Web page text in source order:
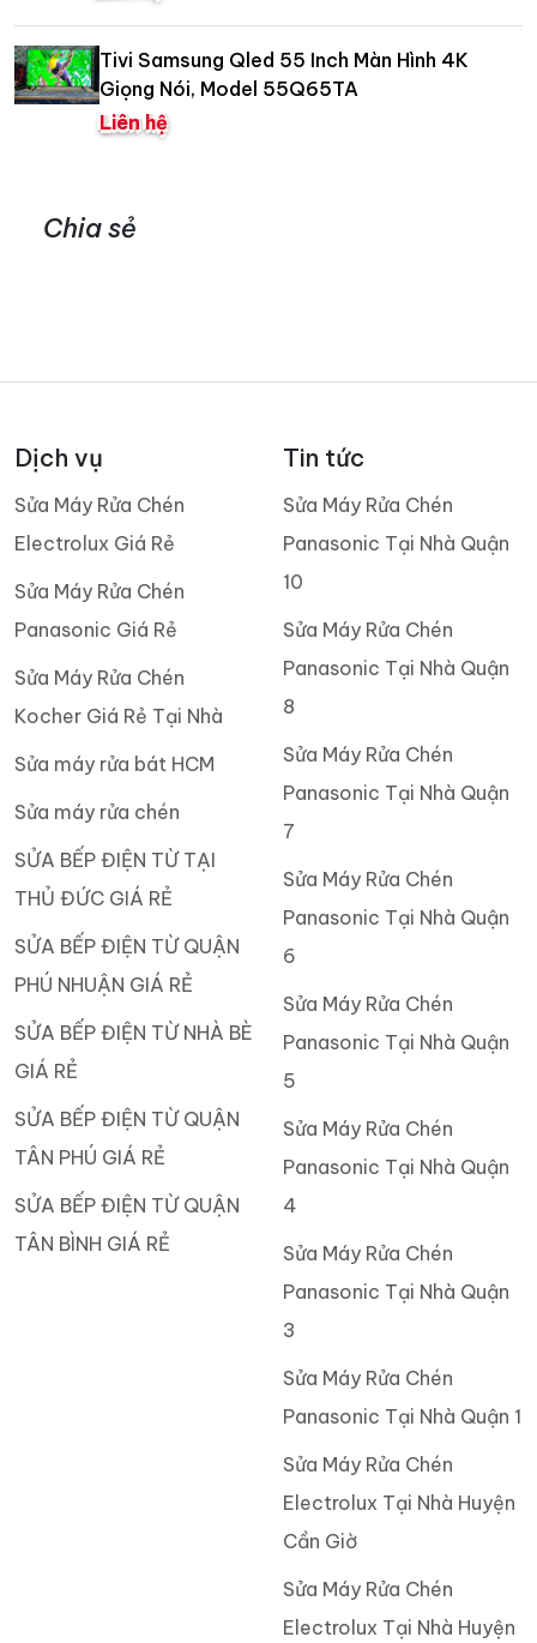
Tivi Samsung Qled 55 Inch Màn Hình 4K
Giọng Nói, Model 55Q65TA
Liên hệ
Chia sẻ
Dịch vụ
Sửa Máy Rửa Chén
Electrolux Giá Rẻ
Sửa Máy Rửa Chén
Panasonic Giá Rẻ
Sửa Máy Rửa Chén
Kocher Giá Rẻ Tại Nhà
Sửa máy rửa bát HCM
Sửa máy rửa chén
SỬA BẾP ĐIỆN TỪ TẠI
THỦ ĐỨC GIÁ RẺ
SỬA BẾP ĐIỆN TỪ QUẬN
PHÚ NHUẬN GIÁ RẺ
SỬA BẾP ĐIỆN TỪ NHÀ BÈ
GIÁ RẺ
SỬA BẾP ĐIỆN TỪ QUẬN
TÂN PHÚ GIÁ RẺ
SỬA BẾP ĐIỆN TỪ QUẬN
TÂN BÌNH GIÁ RẺ
Tin tức
Sửa Máy Rửa Chén
Panasonic Tại Nhà Quận
10
Sửa Máy Rửa Chén
Panasonic Tại Nhà Quận
8
Sửa Máy Rửa Chén
Panasonic Tại Nhà Quận
7
Sửa Máy Rửa Chén
Panasonic Tại Nhà Quận
6
Sửa Máy Rửa Chén
Panasonic Tại Nhà Quận
5
Sửa Máy Rửa Chén
Panasonic Tại Nhà Quận
4
Sửa Máy Rửa Chén
Panasonic Tại Nhà Quận
3
Sửa Máy Rửa Chén
Panasonic Tại Nhà Quận 1
Sửa Máy Rửa Chén
Electrolux Tại Nhà Huyện
Cần Giờ
Sửa Máy Rửa Chén
Electrolux Tại Nhà Huyện